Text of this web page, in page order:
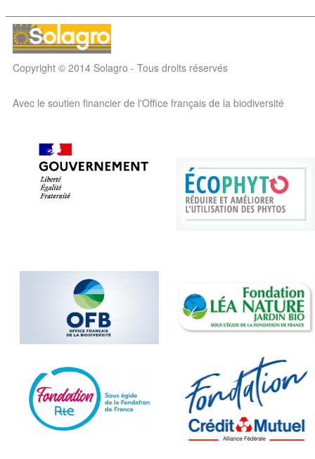
Copyright © 2014 Solagro - Tous droits réservés
Avec le soutien financier de l'Office français de la biodiversité